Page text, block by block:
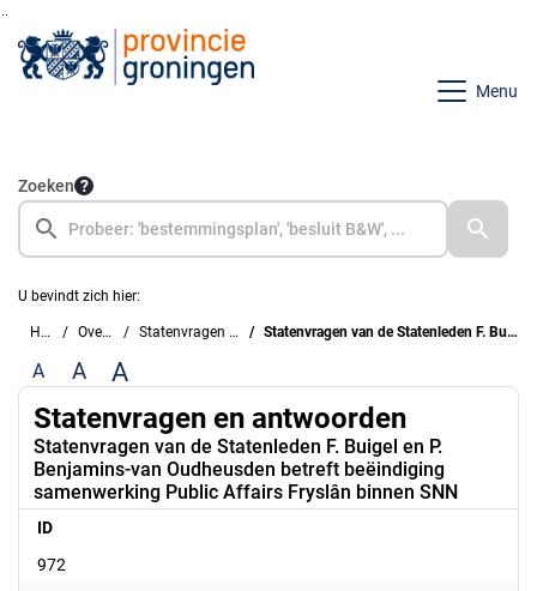
Ga naar de inhoud van deze pagina
Ga naar het zoeken
Ga naar het menu
Menu
Zoeken
U bevindt zich hier:
Home Overzichten Statenvragen en antwoorden Statenvragen van de Statenleden F. Buigel en P. Benjamins-van Oudheusden betreft beëindiging samenwerking Public Affairs Fryslân binnen SNN
A A A
Statenvragen en antwoorden
Statenvragen van de Statenleden F. Buigel en P.
Benjamins-van Oudheusden betreft beëindiging
samenwerking Public Affairs Fryslân binnen SNN
ID
972